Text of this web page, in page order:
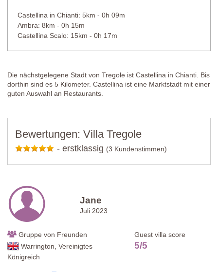
Badezimmer
Badewanne mit Duschvorrichtung, Waschbecken, WC.
Privatpool
Zugang:Römische Stufen
Geöffnet:15. Mai bis Ende September
Umzäunung:
Reinigung:chlorfrei
Entfernung von der Unterkunft:50 Meter
Castellina in Chianti: 5km - 0h 09m
Ambra: 8km - 0h 15m
Castellina Scalo: 15km - 0h 17m
Die nächstgelegene Stadt von Tregole ist Castellina in Chianti. Bis
dorthin sind es 5 Kilometer. Castellina ist eine Marktstadt mit einer
guten Auswahl an Restaurants.
Bewertungen: Villa Tregole
- erstklassig (3 Kundenstimmen)
Jane
Juli 2023
Gruppe von Freunden
Warrington, Vereinigtes
Königreich
Guest villa score
5/5